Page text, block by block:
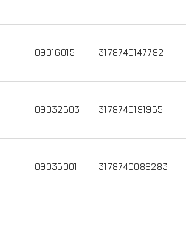
09016015 3178740147792
09032503 3178740191955
09035001 3178740089283